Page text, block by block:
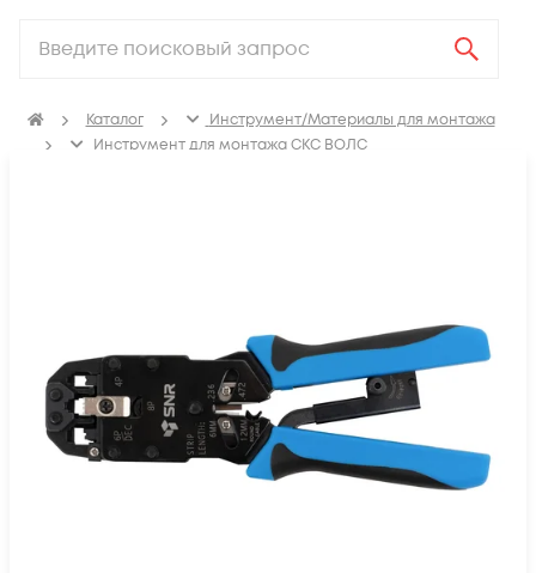
Каталог
Инструмент/Материалы для монтажа
Инструмент для монтажа СКС ВОЛС